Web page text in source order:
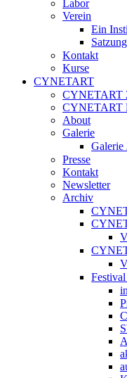
Labor
Verein
Ein
Kontakt
Kurse
CYNETART
CYNETART
CYNETART
About
Galerie
Galerie
Presse
Kontakt
Newsletter
Archiv
Festival